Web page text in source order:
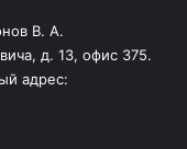
В. А.
д. 13, офис 375.
адрес: